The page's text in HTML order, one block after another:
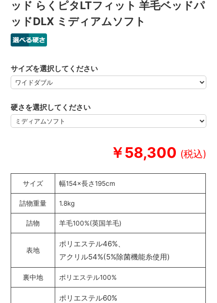
ッド らくピタLTフィット 羊毛ベッドパ
ッドDLX ミディアムソフト
￥58,300
サイズを選択してください
硬さを選択してください
サイズ 幅154×長さ195cm
詰物重量 1.8kg
詰物 羊毛100%(英国羊毛)
表地
ポリエステル46%、
アクリル54%(5%除菌機能糸使用)
裏中地 ポリエステル100%
ポリエステル60%